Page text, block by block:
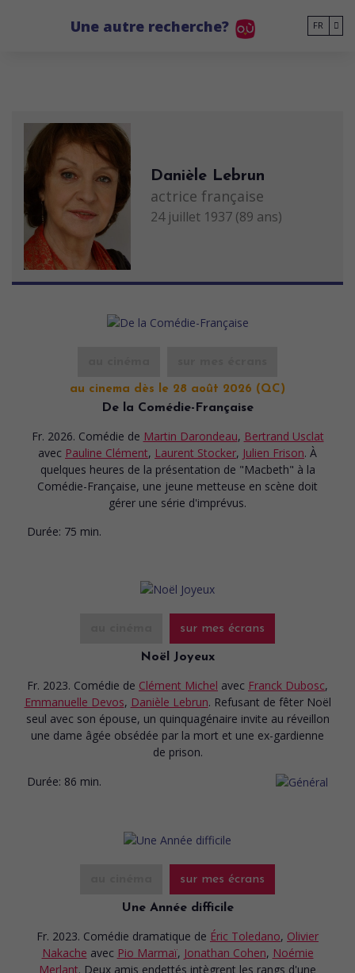
Une autre recherche? FR
Danièle Lebrun
actrice française
24 juillet 1937 (89 ans)
au cinema dès le 28 août 2026 (QC)
De la Comédie-Française
Fr. 2026. Comédie de Martin Darondeau, Bertrand Usclat
avec Pauline Clément, Laurent Stocker, Julien Frison. À
quelques heures de la présentation de "Macbeth" à la
Comédie-Française, une jeune metteuse en scène doit
gérer une série d'imprévus.
Durée: 75 min.
sur mes écrans
Noël Joyeux
Fr. 2023. Comédie de Clément Michel avec Franck Dubosc,
Emmanuelle Devos, Danièle Lebrun. Refusant de fêter Noël
seul avec son épouse, un quinquagénaire invite au réveillon
une dame âgée obsédée par la mort et une ex-gardienne
de prison.
Durée: 86 min.
sur mes écrans
Une Année difficile
Fr. 2023. Comédie dramatique de Éric Toledano, Olivier
Nakache avec Pio Marmaï, Jonathan Cohen, Noémie
Merlant. Deux amis endettés intègrent les rangs d'une